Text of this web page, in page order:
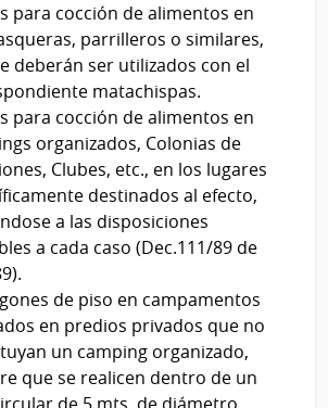
para cocción de alimentos en
parrilleros o similares,
deberán ser utilizados con el
matachispas.
para cocción de alimentos en
organizados, Colonias de
Clubes, etc., en los lugares
destinados al efecto,
a las disposiciones
a cada caso (Dec.111/89 de
de piso en campamentos
en predios privados que no
un camping organizado,
que se realicen dentro de un